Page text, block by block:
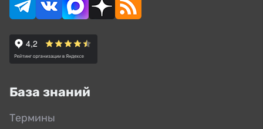
База знаний
Термины